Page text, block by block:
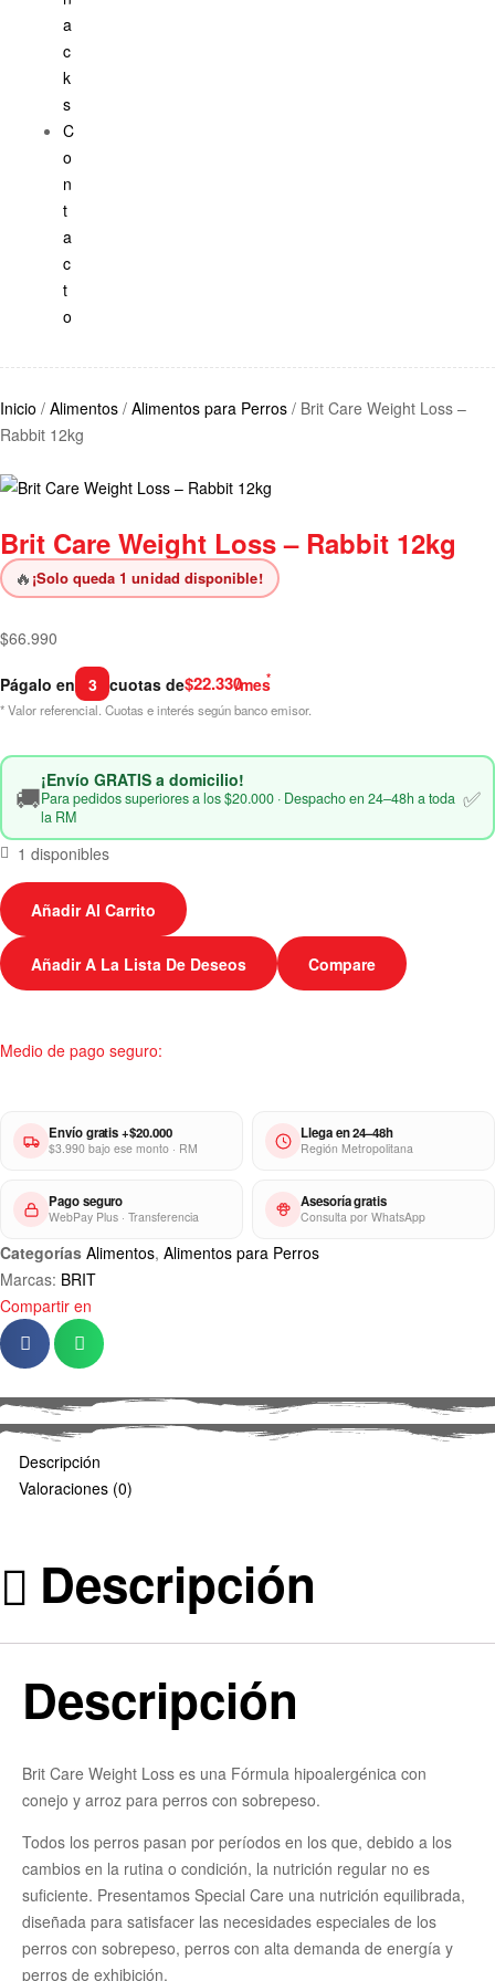
a
c
k
s
C
o
n
t
a
c
t
o
Inicio / Alimentos / Alimentos para Perros / Brit Care Weight Loss –
Rabbit 12kg
Brit Care Weight Loss – Rabbit 12kg
🔥 ¡Solo queda 1 unidad disponible!
$66.990
Págalo en 3 cuotas de$22.330/mes*
* Valor referencial. Cuotas e interés según banco emisor.
🚚
¡Envío GRATIS a domicilio!
Para pedidos superiores a los $20.000 · Despacho en 24–48h a toda
la RM
✅
1 disponibles
Añadir Al Carrito
Añadir A La Lista De Deseos Compare
Medio de pago seguro:
Envío gratis +$20.000
$3.990 bajo ese monto · RM
Llega en 24–48h
Región Metropolitana
Pago seguro
WebPay Plus · Transferencia
Asesoría gratis
Consulta por WhatsApp
Categorías Alimentos, Alimentos para Perros
Marcas: BRIT
Compartir en
Descripción
Valoraciones (0)
Descripción
Descripción
Brit Care Weight Loss es una Fórmula hipoalergénica con
conejo y arroz para perros con sobrepeso.
Todos los perros pasan por períodos en los que, debido a los
cambios en la rutina o condición, la nutrición regular no es
suﬁciente. Presentamos Special Care una nutrición equilibrada,
diseñada para satisfacer las necesidades especiales de los
perros con sobrepeso, perros con alta demanda de energía y
perros de exhibición.